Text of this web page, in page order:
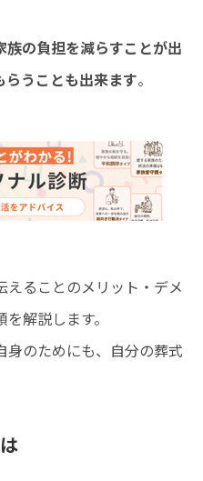
族の負担を減らすことが出
うことも出来ます。
えることのメリット・デメ
解説します。
のためにも、自分の葬式